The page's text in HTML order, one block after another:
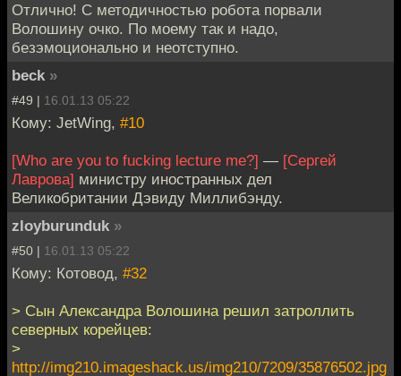
Отлично! С методичностью робота порвали
Волошину очко. По моему так и надо,
безэмоционально и неотступно.
beck »
#49 | 16.01.13 05:22
Кому: JetWing, #10
[Who are you to fucking lecture me?] — [Сергей
Лаврова] министру иностранных дел
Великобритании Дэвиду Миллибэнду.
zloyburunduk »
#50 | 16.01.13 05:22
Кому: Котовод, #32
> Сын Александра Волошина решил затроллить
северных корейцев:
>
http://img210.imageshack.us/img210/7209/35876502.jpg